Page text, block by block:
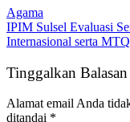
Agama
IPIM Sulsel Evaluasi
Internasional serta
Tinggalkan Balasan
Alamat email Anda
ditandai *